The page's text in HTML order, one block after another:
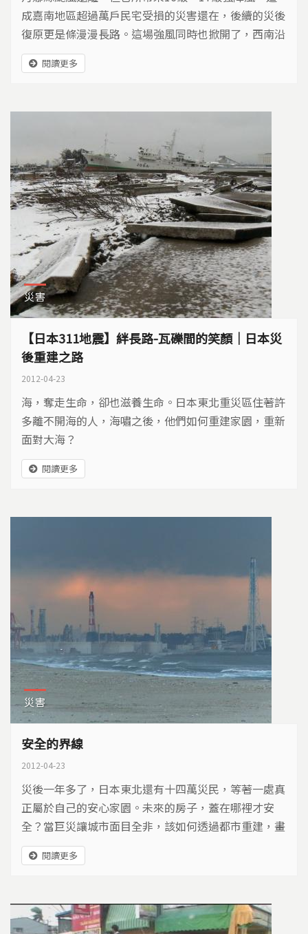
成嘉南地區超過萬戶民宅受損的災害還在，後續的災後
復原更是條漫漫長路。這場強風同時也掀開了，西南沿
海地區的防災應變上，鮮少被關注到的「風」災議題。
閱讀更多
災害
【日本311地震】絆長路-瓦礫間的笑顏｜日本災
後重建之路
2012-04-23
海，奪走生命，卻也滋養生命。日本東北重災區住著許
多離不開海的人，海嘯之後，他們如何重建家園，重新
面對大海？
閱讀更多
災害
安全的界線
2012-04-23
災後一年多了，日本東北還有十四萬災民，等著一處真
正屬於自己的安心家園。未來的房子，蓋在哪裡才安
全？當巨災讓城市面目全非，該如何透過都市重建，畫
出安全的界線。
閱讀更多